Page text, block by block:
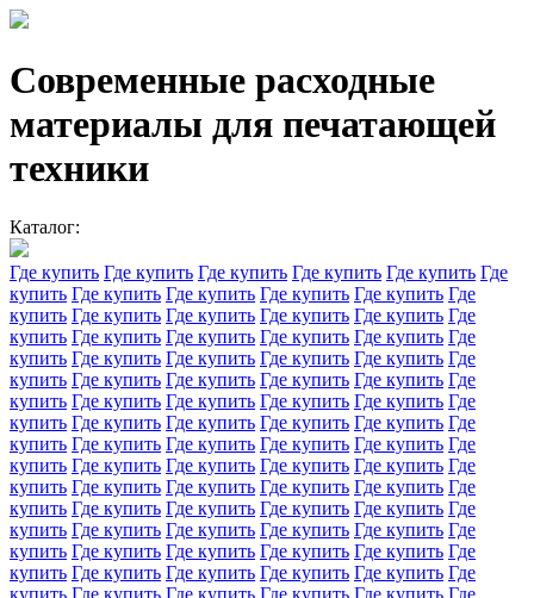
Современные расходные
материалы для печатающей
техники
Каталог:
Где купить Где купить Где купить Где купить Где купить Где
купить Где купить Где купить Где купить Где купить Где
купить Где купить Где купить Где купить Где купить Где
купить Где купить Где купить Где купить Где купить Где
купить Где купить Где купить Где купить Где купить Где
купить Где купить Где купить Где купить Где купить Где
купить Где купить Где купить Где купить Где купить Где
купить Где купить Где купить Где купить Где купить Где
купить Где купить Где купить Где купить Где купить Где
купить Где купить Где купить Где купить Где купить Где
купить Где купить Где купить Где купить Где купить Где
купить Где купить Где купить Где купить Где купить Где
купить Где купить Где купить Где купить Где купить Где
купить Где купить Где купить Где купить Где купить Где
купить Где купить Где купить Где купить Где купить Где
купить Где купить Где купить Где купить Где купить Где